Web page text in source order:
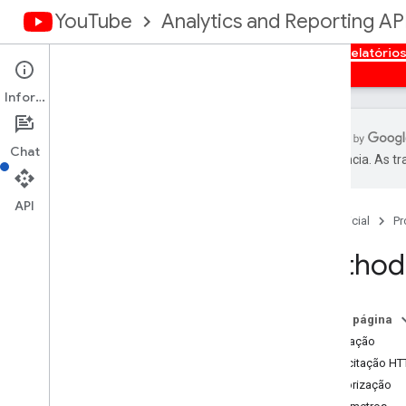
YouTube Analytics and Reporting
API Reporting do You
Relatórios disponíveis
preferência. As
Página inicial
Nesta página
Solicitação
Solicitação
Autorização
Informações
Chat
API